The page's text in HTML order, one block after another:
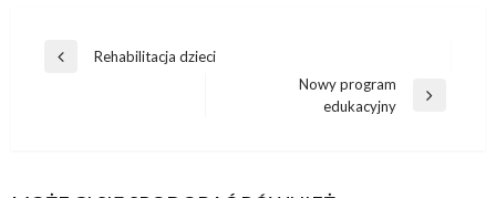
Nawigacja
Poprzedni
Rehabilitacja dzieci
Nowy program
edukacyjny